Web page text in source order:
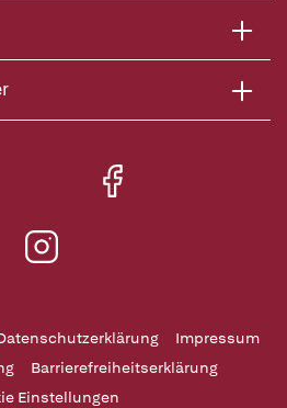
Impressum
Barrierefreiheitserklärung
Einstellungen